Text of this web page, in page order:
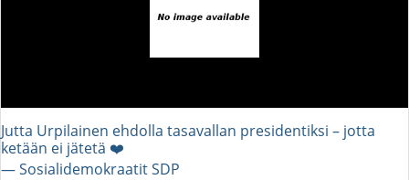
Jutta Urpilainen ehdolla tasavallan presidentiksi – jotta
ketään ei jätetä ❤️
― Sosialidemokraatit SDP